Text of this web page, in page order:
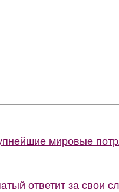
мировые
ответит за свои